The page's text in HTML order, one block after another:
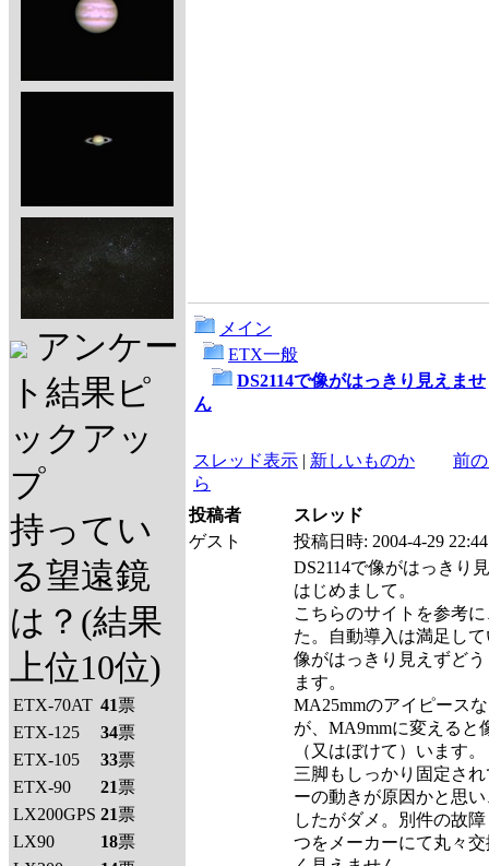
アンケー
ト結果ピ
ックアッ
プ
持ってい
る望遠鏡
は？(結果
上位10位)
ETX-70AT 41票
ETX-125
34票
ETX-105
33票
ETX-90
21票
LX200GPS 21票
LX90
18票
メイン
ETX一般
DS2114で像がはっきり見えませ
ん
スレッド表示 | 新しいものか
ら
前
投稿者
スレッド
ゲスト
投稿日時: 2004-4-29 22:44
DS2114で像がはっきり
はじめまして。
こちらのサイトを参考
た。自動導入は満足し
像がはっきり見えずど
ます。
MA25mmのアイピース
が、MA9mmに変えると
（又はぼけて）います。
三脚もしっかり固定さ
ーの動きが原因かと思
したがダメ。別件の故
つをメーカーにて丸々